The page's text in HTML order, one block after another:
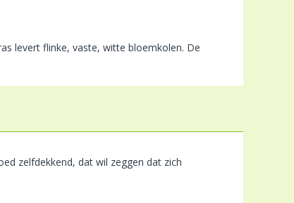
levert flinke, vaste, witte bloemkolen. De
zelfdekkend, dat wil zeggen dat zich